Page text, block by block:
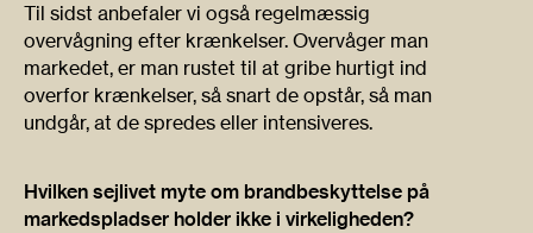
Til sidst anbefaler vi også regelmæssig
overvågning efter krænkelser. Overvåger man
markedet, er man rustet til at gribe hurtigt ind
overfor krænkelser, så snart de opstår, så man
undgår, at de spredes eller intensiveres.
Hvilken sejlivet myte om brandbeskyttelse på
markedspladser holder ikke i virkeligheden?